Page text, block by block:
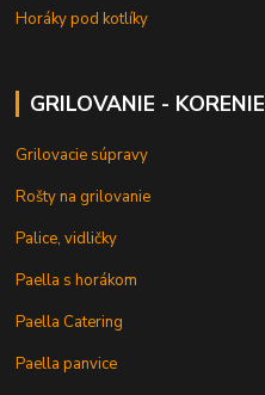
Horáky pod kotlíky
GRILOVANIE - KORENIE
Grilovacie súpravy
Rošty na grilovanie
Palice, vidličky
Paella s horákom
Paella Catering
Paella panvice